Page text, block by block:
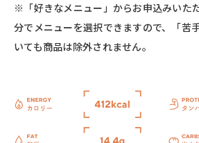
※「好きなメニュー」からお申込みいた
分でメニューを選択できますので、「苦
いても商品は除外されません。